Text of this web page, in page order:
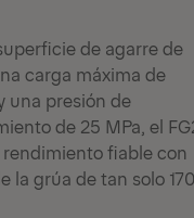
de agarre de
carga máxima de
una presión de
de 25 MPa, el
fiable con
la grúa de tan solo 170